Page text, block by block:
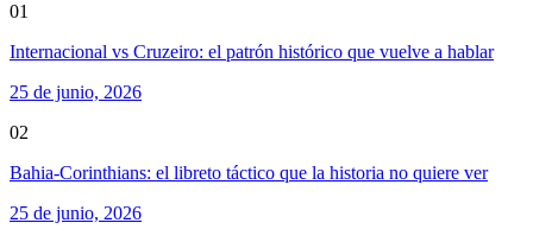
01
Internacional vs Cruzeiro: el patrón histórico que vuelve a hablar
25 de junio, 2026
02
Bahia-Corinthians: el libreto táctico que la historia no quiere ver
25 de junio, 2026